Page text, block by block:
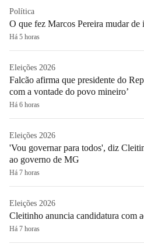
Política
O que fez Marcos Pereira mudar de
Há 5 horas
Eleições 2026
Falcão afirma que presidente do
com a vontade do povo mineiro’
Há 6 horas
Eleições 2026
'Vou governar para todos', diz
ao governo de MG
Há 7 horas
Eleições 2026
Cleitinho anuncia candidatura com
Há 7 horas